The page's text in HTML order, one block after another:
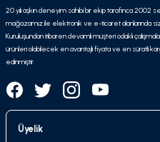
20 yılı aşkın deneyim sahibi bir ekip tarafınca 2002
mağazamız ile elektronik ve e-ticaret
Kuruluşundan itibaren devamlı müşteri odaklı
ürünleri olabilecek en avantajlı fiyata ve en süratli
edinmiştir.
Üyelik